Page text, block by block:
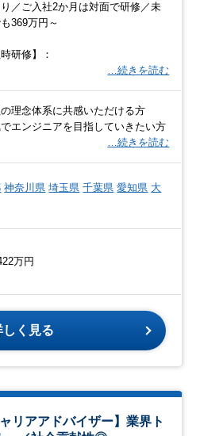
／ご入社2か月は対面で研修／未
369万円～
時研修】：
…続きを読む
の理念体系に共感いただける方
でエンジニアを目指していきたい方
…続きを読む
神奈川県 埼玉県 千葉県 愛知県 大
万円
しく見る
リアアドバイザー】業界ト